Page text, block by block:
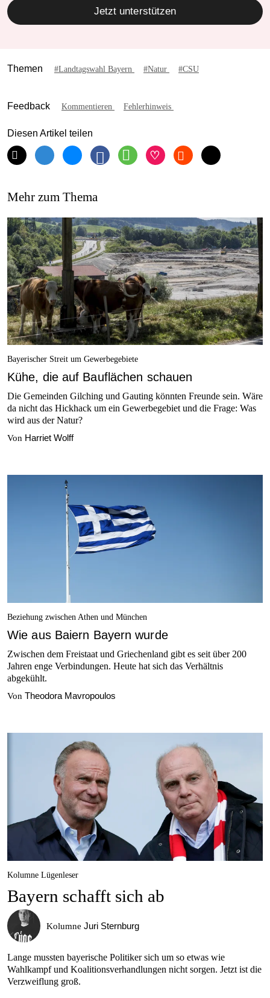
Jetzt unterstützen
Themen #Landtagswahl Bayern #Natur #CSU
Feedback Kommentieren Fehlerhinweis
Diesen Artikel teilen
Mehr zum Thema
Bayerischer Streit um Gewerbegebiete
Kühe, die auf Bauflächen schauen
Die Gemeinden Gilching und Gauting könnten Freunde sein. Wäre
da nicht das Hickhack um ein Gewerbegebiet und die Frage: Was
wird aus der Natur?
Von Harriet Wolff
Beziehung zwischen Athen und München
Wie aus Baiern Bayern wurde
Zwischen dem Freistaat und Griechenland gibt es seit über 200
Jahren enge Verbindungen. Heute hat sich das Verhältnis
abgekühlt.
Von Theodora Mavropoulos
Kolumne Lügenleser
Bayern schafft sich ab
Kolumne Juri Sternburg
Lange mussten bayerische Politiker sich um so etwas wie
Wahlkampf und Koalitionsverhandlungen nicht sorgen. Jetzt ist die
Verzweiflung groß.